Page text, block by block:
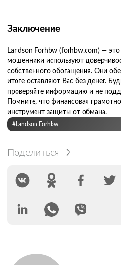
Заключение
Landson Forhbw (forhbw.com) —
мошенники используют
собственного обогащения. Они
итоге оставляют Вас без денег.
проверяйте информацию и не
Помните, что финансовая
инструмент защиты от обмана.
#Landson Forhbw
Поделиться